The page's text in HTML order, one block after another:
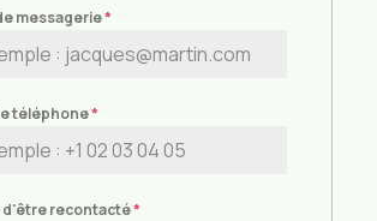
messagerie*
téléphone*
d'être recontacté*